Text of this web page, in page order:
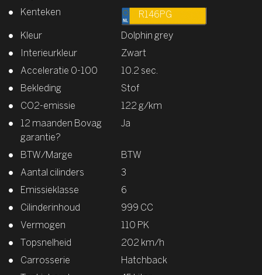
Kenteken
R146PG
Kleur
Dolphin grey
Interieurkleur
Zwart
Acceleratie 0-100
10.2 sec.
Bekleding
Stof
CO2-emissie
122 g/km
12 maanden Bovag
garantie?
Ja
BTW/Marge
BTW
Aantal cilinders
3
Emissieklasse
6
Cilinderinhoud
999 CC
Vermogen
110 PK
Topsnelheid
202 km/h
Carrosserie
Hatchback